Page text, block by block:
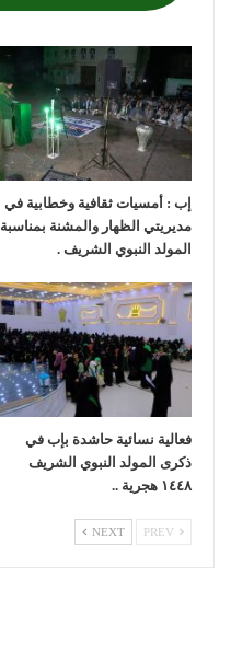
إب : أمسيات ثقافية وخطابية في
مديريتي الظهار والمشنة بمناسبة
المولد النبوي الشريف .
فعالية نسائية حاشدة بإب في
ذكرى المولد النبوي الشريف
١٤٤٨ هجرية ..
NEXT